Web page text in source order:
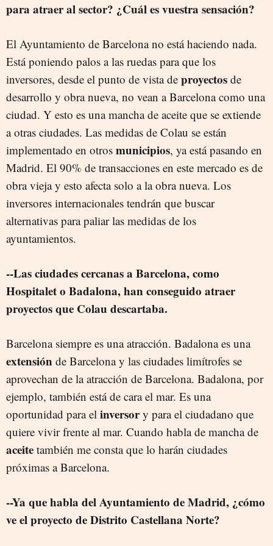
para atraer al sector? ¿Cuál es vuestra sensación?
El Ayuntamiento de Barcelona no está haciendo nada.
Está poniendo palos a las ruedas para que los
inversores, desde el punto de vista de proyectos de
desarrollo y obra nueva, no vean a Barcelona como una
ciudad. Y esto es una mancha de aceite que se extiende
a otras ciudades. Las medidas de Colau se están
implementado en otros municipios, ya está pasando en
Madrid. El 90% de transacciones en este mercado es de
obra vieja y esto afecta solo a la obra nueva. Los
inversores internacionales tendrán que buscar
alternativas para paliar las medidas de los
ayuntamientos.
--Las ciudades cercanas a Barcelona, como
Hospitalet o Badalona, han conseguido atraer
proyectos que Colau descartaba.
Barcelona siempre es una atracción. Badalona es una
extensión de Barcelona y las ciudades limítrofes se
aprovechan de la atracción de Barcelona. Badalona, por
ejemplo, también está de cara el mar. Es una
oportunidad para el inversory para el ciudadano que
quiere vivir frente al mar. Cuando habla de mancha de
aceite también me consta que lo harán ciudades
próximas a Barcelona.
--Ya que habla del Ayuntamiento de Madrid, ¿cómo
ve el proyecto de Distrito Castellana Norte?